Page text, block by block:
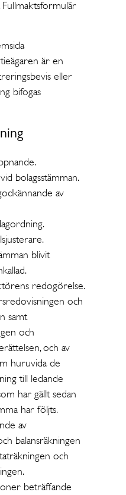
är en
eller
bifogas
bolagsstämman.
av
blivit
redogörelse.
och
samt
och
och av
huruvida de
till ledande
har gällt sedan
har följts.
av
balansräkningen
och
beträffande